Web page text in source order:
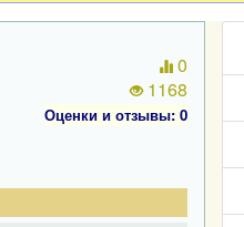
0
1168
Оценки и отзывы: 0